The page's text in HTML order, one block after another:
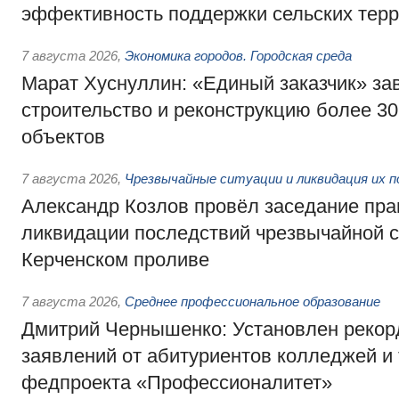
эффективность поддержки сельских
7 августа 2026, Экономика городов. Городская среда
Марат Хуснуллин: «Единый заказчик»
строительство и реконструкцию более
объектов
7 августа 2026, Чрезвычайные ситуации и ликвидация их
Александр Козлов провёл заседание
ликвидации последствий чрезвычайной
Керченском проливе
7 августа 2026, Среднее профессиональное образование
Дмитрий Чернышенко: Установлен
заявлений от абитуриентов колледжей и
федпроекта «Профессионалитет»